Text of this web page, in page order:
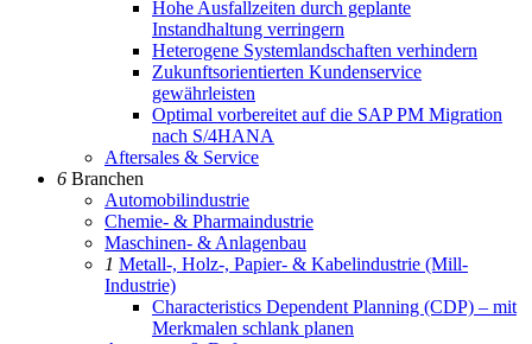
Hohe Ausfallzeiten durch geplante
Instandhaltung verringern
Heterogene Systemlandschaften verhindern
Zukunftsorientierten Kundenservice
gewährleisten
Optimal vorbereitet auf die SAP PM Migration
nach S/4HANA
Aftersales & Service
6 Branchen
Automobilindustrie
Chemie- & Pharmaindustrie
Maschinen- & Anlagenbau
1 Metall-, Holz-, Papier- & Kabelindustrie (Mill-
Industrie)
Characteristics Dependent Planning (CDP) – mit
Merkmalen schlank planen